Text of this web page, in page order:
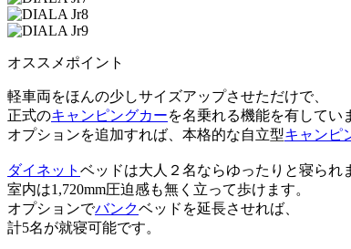
オススメポイント
軽車両をほんの少しサイズアップさせただけで、
正式のキャンピングカーを名乗れる機能を有してい
オプションを追加すれば、本格的な自立型キャンピ
ダイネット ベッドは大人２名ならゆったりと寝られ
室内は1,720mm圧迫感も無く立って歩けます。
オプションでバンクベッドを延長させれば、
計5名が就寝可能です。